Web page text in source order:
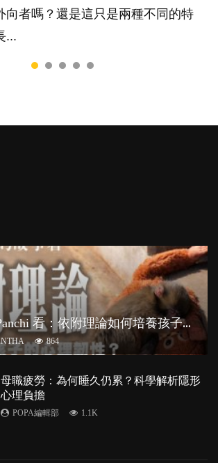
向者嗎？還是這只是兩種不同的特
...
...
從
小獼猴Panchi 看：依附理論如何培養孩子心理韌性？
864
母職疲勞：為何睡久仍累？科學解析隱形
心理負擔
POPA編輯部 1.1K